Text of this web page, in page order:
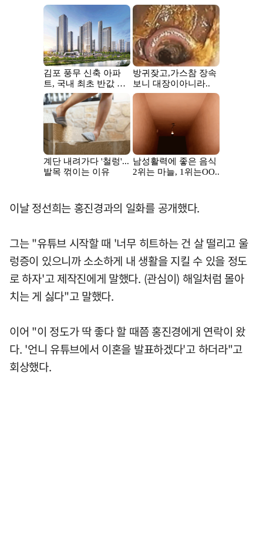
이날 정선희는 홍진경과의 일화를 공개했다.
그는 "유튜브 시작할 때 '너무 히트하는 건 살 떨리고 울
렁증이 있으니까 소소하게 내 생활을 지킬 수 있을 정도
로 하자'고 제작진에게 말했다. (관심이) 해일처럼 몰아
치는 게 싫다"고 말했다.
이어 "이 정도가 딱 좋다 할 때쯤 홍진경에게 연락이 왔
다. '언니 유튜브에서 이혼을 발표하겠다'고 하더라"고
회상했다.